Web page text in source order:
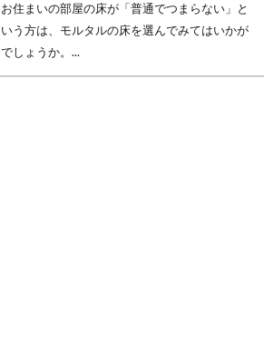
お住まいの部屋の床が「普通でつまらない」と
いう方は、モルタルの床を選んでみてはいかが
でしょうか。...